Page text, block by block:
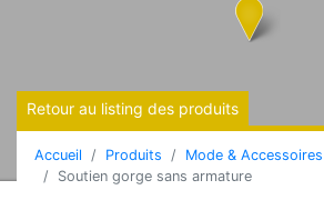
Retour au listing des produits
Accueil Produits Mode & Accessoires
Soutien gorge sans armature